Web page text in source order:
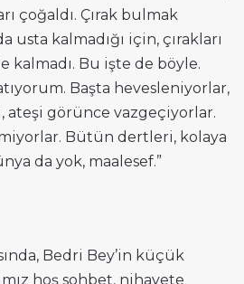
çoğaldı. Çırak bulmak
usta kalmadığı için, çırakları
kalmadı. Bu işte de böyle.
Başta hevesleniyorlar,
ateşi görünce vazgeçiyorlar.
Bütün dertleri, kolaya
da yok, maalesef.”
Bedri Bey’in küçük
hoş sohbet, nihayete